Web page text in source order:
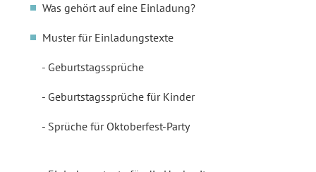
Was gehört auf eine Einladung?
Muster für Einladungstexte
Geburtstagssprüche
Geburtstagssprüche für Kinder
Sprüche für Oktoberfest-Party